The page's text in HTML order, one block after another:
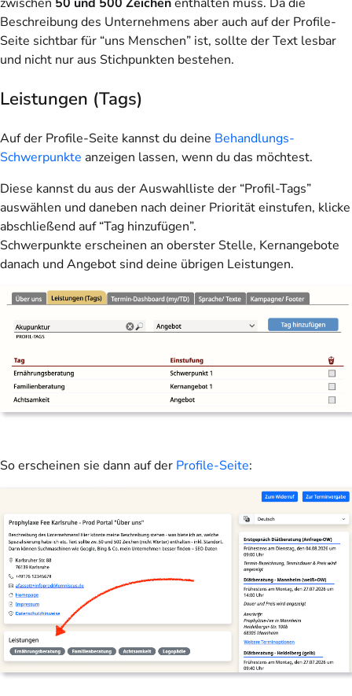
Beschreibung des Unternehmens aber auch auf der Profile-
Seite sichtbar für “uns Menschen” ist, sollte der Text lesbar
und nicht nur aus Stichpunkten bestehen.
Leistungen (Tags)
Auf der Profile-Seite kannst du deine Behandlungs-
Schwerpunkte anzeigen lassen, wenn du das möchtest.
Diese kannst du aus der Auswahlliste der “Profil-Tags”
auswählen und daneben nach deiner Priorität einstufen, klicke
abschließend auf “Tag hinzufügen”.
Schwerpunkte erscheinen an oberster Stelle, Kernangebote
danach und Angebot sind deine übrigen Leistungen.
So erscheinen sie dann auf der Profile-Seite: